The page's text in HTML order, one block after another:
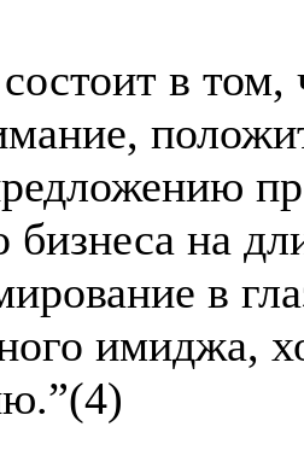
в том,
бизнеса на
в
имиджа,